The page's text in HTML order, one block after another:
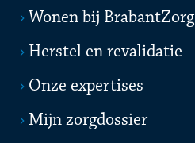
Wonen bij BrabantZorg
Herstel en revalidatie
Onze expertises
Mijn zorgdossier